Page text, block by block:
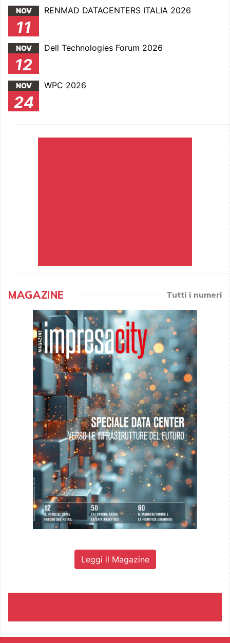
NOV
11
RENMAD DATACENTERS ITALIA 2026
NOV
12
Dell Technologies Forum 2026
NOV
24
WPC 2026
MAGAZINE Tutti i numeri
Leggi il Magazine